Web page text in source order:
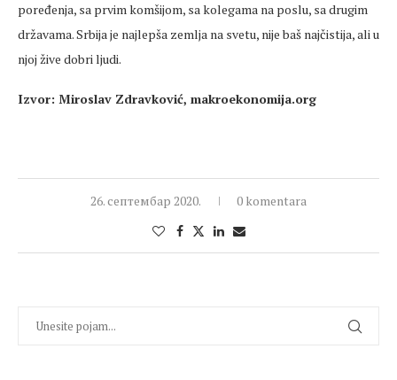
poređenja, sa prvim komšijom, sa kolegama na poslu, sa drugim
državama. Srbija je najlepša zemlja na svetu, nije baš najčistija, ali u
njoj žive dobri ljudi.
Izvor: Miroslav Zdravković, makroekonomija.org
26. септембар 2020. 0 komentara